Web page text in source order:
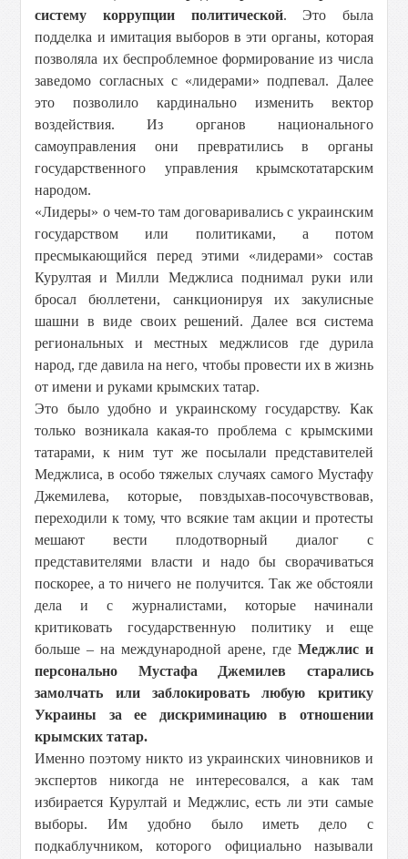
систему коррупции политической. Это была
подделка и имитация выборов в эти органы, которая
позволяла их беспроблемное формирование из числа
заведомо согласных с «лидерами» подпевал. Далее
это позволило кардинально изменить вектор
воздействия. Из органов национального
самоуправления они превратились в органы
государственного управления крымскотатарским
народом.
«Лидеры» о чем-то там договаривались с украинским
государством или политиками, а потом
пресмыкающийся перед этими «лидерами» состав
Курултая и Милли Меджлиса поднимал руки или
бросал бюллетени, санкционируя их закулисные
шашни в виде своих решений. Далее вся система
региональных и местных меджлисов где дурила
народ, где давила на него, чтобы провести их в жизнь
от имени и руками крымских татар.
Это было удобно и украинскому государству. Как
только возникала какая-то проблема с крымскими
татарами, к ним тут же посылали представителей
Меджлиса, в особо тяжелых случаях самого Мустафу
Джемилева, которые, повздыхав-посочувствовав,
переходили к тому, что всякие там акции и протесты
мешают вести плодотворный диалог с
представителями власти и надо бы сворачиваться
поскорее, а то ничего не получится. Так же обстояли
дела и с журналистами, которые начинали
критиковать государственную политику и еще
больше – на международной арене, где Меджлис и
персонально Мустафа Джемилев старались
замолчать или заблокировать любую критику
Украины за ее дискриминацию в отношении
крымских татар.
Именно поэтому никто из украинских чиновников и
экспертов никогда не интересовался, а как там
избирается Курултай и Меджлис, есть ли эти самые
выборы. Им удобно было иметь дело с
подкаблучником, которого официально называли